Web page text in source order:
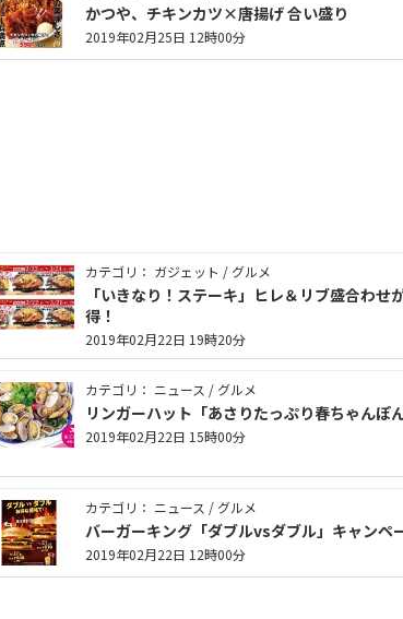
かつや、チキンカツ×唐揚げ 合い盛り
2019年02月25日 12時00分
カテゴリ： ガジェット / グルメ
「いきなり！ステーキ」ヒレ＆リブ盛合わせ
得！
2019年02月22日 19時20分
カテゴリ： ニュース / グルメ
リンガーハット「あさりたっぷり春ちゃんぽ
2019年02月22日 15時00分
カテゴリ： ニュース / グルメ
バーガーキング「ダブルvsダブル」キャンペ
2019年02月22日 12時00分